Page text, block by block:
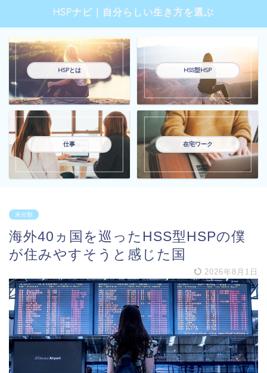
HSPナビ｜自分らしい生き方を選ぶ
HSPとは HSS型HSP
仕事 在宅ワーク
未分類
海外40ヵ国を巡ったHSS型HSPの僕
が住みやすそうと感じた国
2026年8月1日